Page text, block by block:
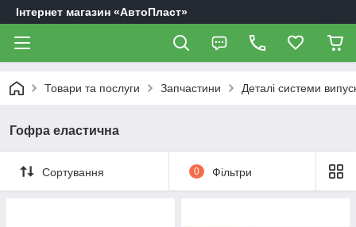
Інтернет магазин «АвтоПласт»
Товари та послуги Запчастини Деталі системи
Гофра еластична
Сортування 0 Фільтри